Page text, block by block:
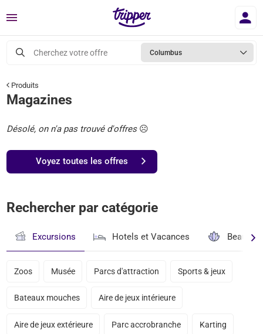
Menu
Cherchez votre offre Columbus
Produits
Magazines
Désolé, on n'a pas trouvé d'offres☹️
Voyez toutes les offres
Rechercher par catégorie
Excursions Hotels et Vacances Beauté
Zoos Musée Parcs d'attraction Sports & jeux
Bateaux mouches Aire de jeux intérieure
Aire de jeux extérieure Parc accrobranche Karting